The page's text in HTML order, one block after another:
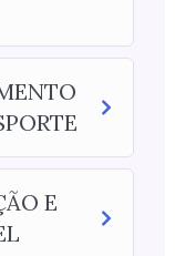
E